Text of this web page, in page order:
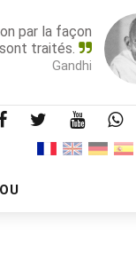
par la façon
traités.
Gandhi